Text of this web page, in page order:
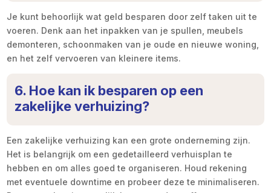
Je kunt behoorlijk wat geld besparen door zelf taken uit te
voeren. Denk aan het inpakken van je spullen, meubels
demonteren, schoonmaken van je oude en nieuwe woning,
en het zelf vervoeren van kleinere items.
6. Hoe kan ik besparen op een
zakelijke verhuizing?
Een zakelijke verhuizing kan een grote onderneming zijn.
Het is belangrijk om een gedetailleerd verhuisplan te
hebben en om alles goed te organiseren. Houd rekening
met eventuele downtime en probeer deze te minimaliseren.